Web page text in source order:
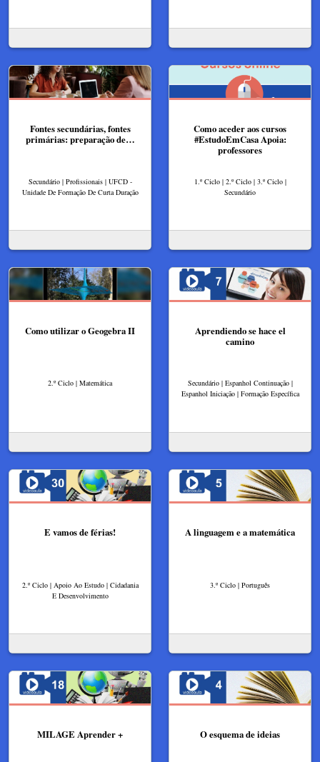
Fontes secundárias, fontes
primárias: preparação de…
Secundário | Profissionais | UFCD -
Unidade De Formação De Curta Duração
Como aceder aos cursos
#EstudoEmCasa Apoia:
professores
1.º Ciclo | 2.º Ciclo | 3.º Ciclo |
Secundário
Como utilizar o Geogebra II
2.º Ciclo | Matemática
Aprendiendo se hace el
camino
Secundário | Espanhol Continuação |
Espanhol Iniciação | Formação Específica
E vamos de férias!
2.º Ciclo | Apoio Ao Estudo | Cidadania
E Desenvolvimento
A linguagem e a matemática
3.º Ciclo | Português
MILAGE Aprender + O esquema de ideias